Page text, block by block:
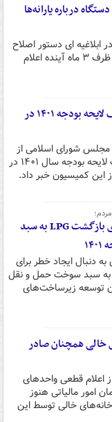
دستگاه درباره یارانه‌ها
ای دستور اصلاح
ساختار سازمان حمایت و هدفمندسازی یارانه‌ها را ظرف ۳ ماه آینده اعلام
بررسی نقاط قوت و ضعف لایحه بودجه ۱۴۰۱ در
شورای اسلامی از
بررسی نقاط قوت و ضعف لایحه بودجه سال ۱۴۰۱ در
این کمیسیون خبر داد.
تلاش عجیب عده‌ای برای بازگشت LPG به سبد
دنبال ایجاد خطر برای
مردم و اضافه کردن LPG به سبد سوخت حمل و نقل
توسعه زیرساخت‌های
خالی همچنان صادر
گذشت ۳۰۰ روز از اعلام قطعی واحدهای
امور مالیاتی هنوز
خانه‌های خالی توسط این